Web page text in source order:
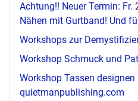
Achtung!! Neuer Termin: Fr.
Nähen mit Gurtband! Und
Workshops zur
Workshop Schmuck und
Workshop Tassen
quietmanpublishing.com